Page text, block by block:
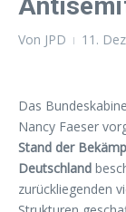
Von JPD 11.
Das
Nancy Faeser
Stand der
Deutschland
zurückliegenden